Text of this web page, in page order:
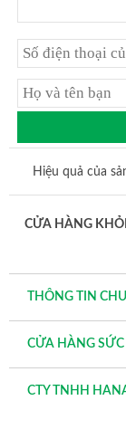
Hiệu quả của
CỬA HÀNG
THÔNG TIN
CỬA HÀNG
CTY TNHH